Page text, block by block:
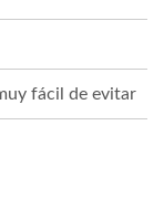
fácil de evitar